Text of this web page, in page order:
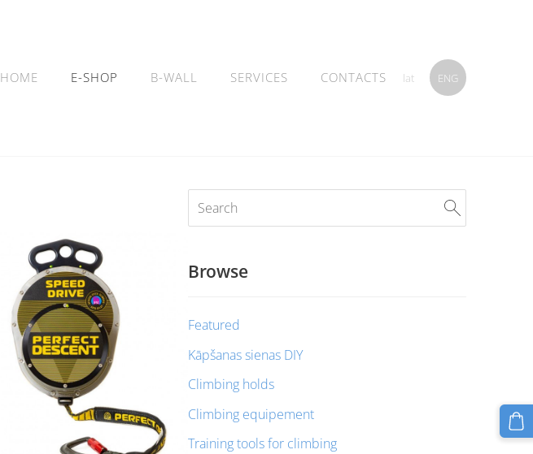
HOME E-SHOP B-WALL SERVICES CONTACTS lat ENG
Browse
Featured
Kāpšanas sienas DIY
Climbing holds
Climbing equipement
Training tools for climbing